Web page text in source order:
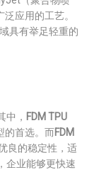
应用的工艺。
具有举足轻重的
中， FDM TPU
的首选。而FDM
良的稳定性，适
企业能够更快速